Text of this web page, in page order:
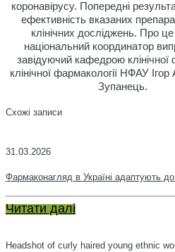
коронавірусу. Попередні
ефективність вказаних
клінічних досліджень. Про
національний координатор
завідуючий кафедрою клінічної
клінічної фармакології НФАУ
Зупанець.
Схожі записи
31.03.2026
Фармаконагляд в Україні адаптують
Читати далі
Headshot of curly haired young ethnic